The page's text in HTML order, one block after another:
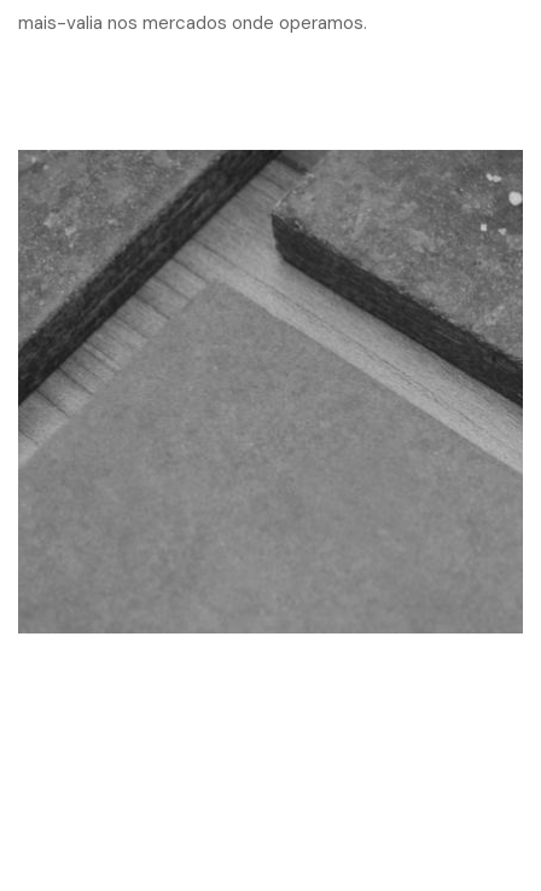
mais-valia nos mercados onde operamos.